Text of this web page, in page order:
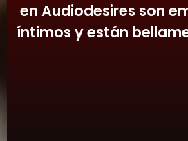
en Audiodesires son
íntimos y están